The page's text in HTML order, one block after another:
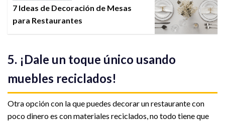
7 Ideas de Decoración de Mesas
para Restaurantes
5. ¡Dale un toque único usando
muebles reciclados!
Otra opción con la que puedes decorar un restaurante con
poco dinero es con materiales reciclados, no todo tiene que